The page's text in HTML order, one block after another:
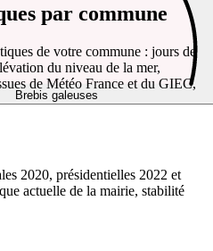
Brebis galeuses
par commune
de votre commune : jours de
du niveau de la mer,
de Météo France et du GIEC,
2020, présidentielles 2022 et
actuelle de la mairie, stabilité